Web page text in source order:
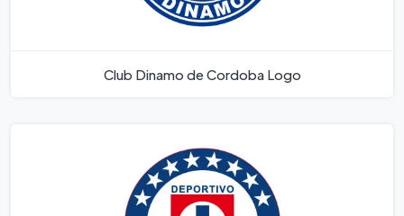
Club Dinamo de Cordoba Logo